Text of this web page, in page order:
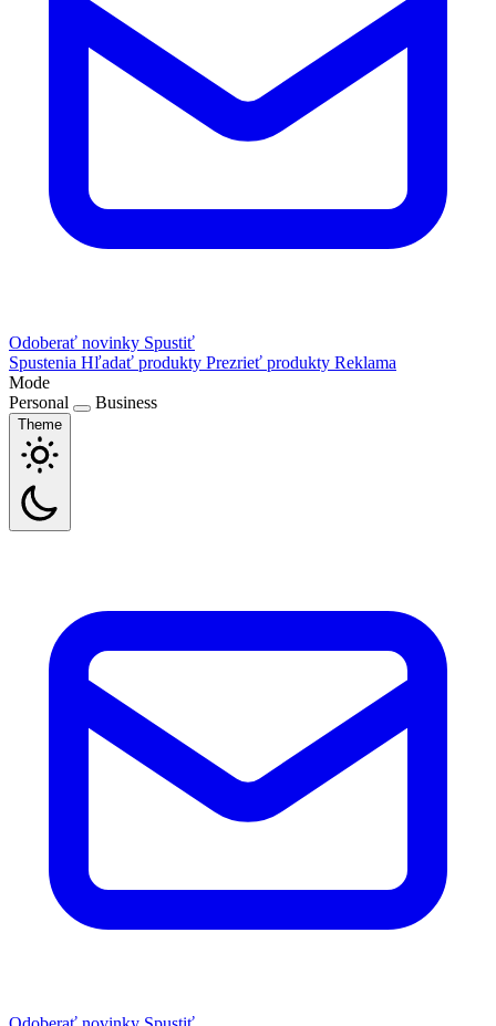
Odoberať novinky Spustiť
Spustenia Hľadať produkty Prezrieť produkty Reklama
Mode
Personal
Business
Theme